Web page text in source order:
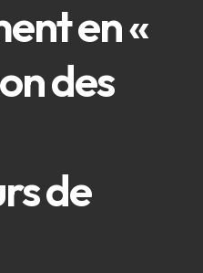
en «
des
de